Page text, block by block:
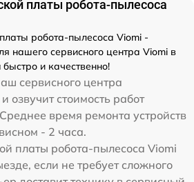
платы робота-пылесоса
робота-пылесоса Viomi -
нашего сервисного центра Viomi в
и качественно!
сервисного центра
озвучит стоимость работ
время ремонта устройств
- 2 часа.
платы робота-пылесоса Viomi
если не требует сложного